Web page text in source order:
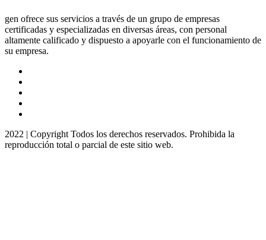
gen ofrece sus servicios a través de un grupo de empresas
certificadas y especializadas en diversas áreas, con personal
altamente calificado y dispuesto a apoyarle con el funcionamiento de
su empresa.
2022 | Copyright Todos los derechos reservados. Prohibida la
reproducción total o parcial de este sitio web.